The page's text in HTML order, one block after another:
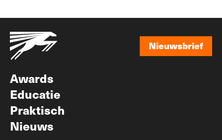
Nieuwsbrief
Awards
Educatie
Praktisch
Nieuws